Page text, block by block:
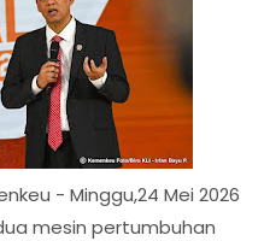
- Minggu,24 Mei 2026
mesin pertumbuhan